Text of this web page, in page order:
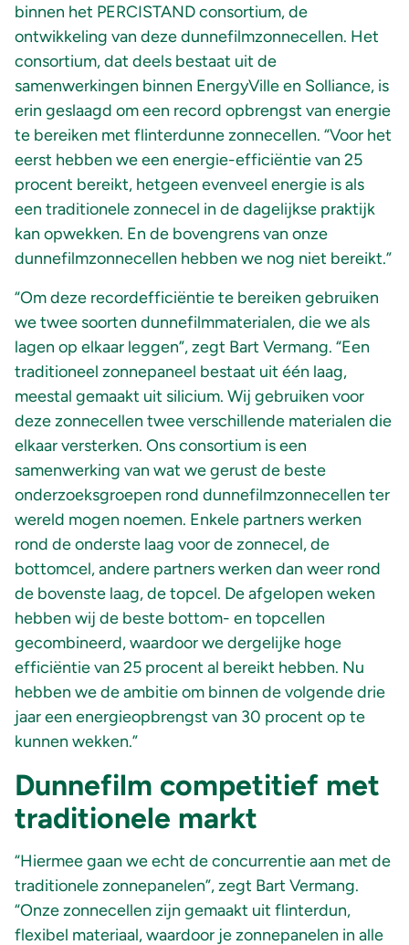
binnen het PERCISTAND consortium, de
ontwikkeling van deze dunnefilmzonnecellen. Het
consortium, dat deels bestaat uit de
samenwerkingen binnen EnergyVille en Solliance, is
erin geslaagd om een record opbrengst van energie
te bereiken met flinterdunne zonnecellen. “Voor het
eerst hebben we een energie-efficiëntie van 25
procent bereikt, hetgeen evenveel energie is als
een traditionele zonnecel in de dagelijkse praktijk
kan opwekken. En de bovengrens van onze
dunnefilmzonnecellen hebben we nog niet bereikt.”
“Om deze recordefficiëntie te bereiken gebruiken
we twee soorten dunnefilmmaterialen, die we als
lagen op elkaar leggen”, zegt Bart Vermang. “Een
traditioneel zonnepaneel bestaat uit één laag,
meestal gemaakt uit silicium. Wij gebruiken voor
deze zonnecellen twee verschillende materialen die
elkaar versterken. Ons consortium is een
samenwerking van wat we gerust de beste
onderzoeksgroepen rond dunnefilmzonnecellen ter
wereld mogen noemen. Enkele partners werken
rond de onderste laag voor de zonnecel, de
bottomcel, andere partners werken dan weer rond
de bovenste laag, de topcel. De afgelopen weken
hebben wij de beste bottom- en topcellen
gecombineerd, waardoor we dergelijke hoge
efficiëntie van 25 procent al bereikt hebben. Nu
hebben we de ambitie om binnen de volgende drie
jaar een energieopbrengst van 30 procent op te
kunnen wekken.”
Dunnefilm competitief met
traditionele markt
“Hiermee gaan we echt de concurrentie aan met de
traditionele zonnepanelen”, zegt Bart Vermang.
“Onze zonnecellen zijn gemaakt uit flinterdun,
flexibel materiaal, waardoor je zonnepanelen in alle